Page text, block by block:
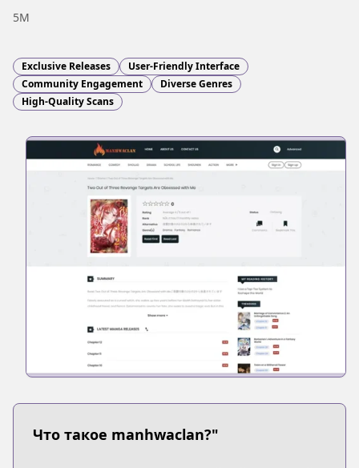
5M
Exclusive Releases
User-Friendly Interface
Community Engagement
Diverse Genres
High-Quality Scans
Что такое manhwaclan?"